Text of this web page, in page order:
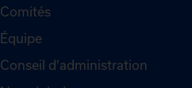
Comités
Équipe
Conseil d'administration